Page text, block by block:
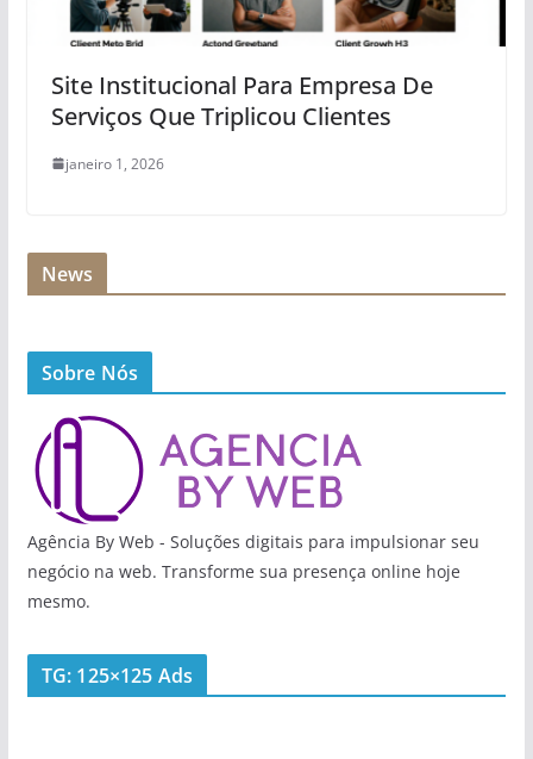
Site Institucional Para Empresa De
Serviços Que Triplicou Clientes
janeiro 1, 2026
News
Sobre Nós
Agência By Web - Soluções digitais para impulsionar seu
negócio na web. Transforme sua presença online hoje
mesmo.
TG: 125×125 Ads